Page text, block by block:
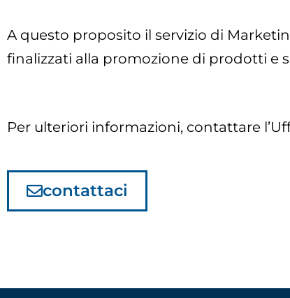
A questo proposito il servizio di
finalizzati alla promozione di prodotti e
Per ulteriori informazioni, contattare
contattaci